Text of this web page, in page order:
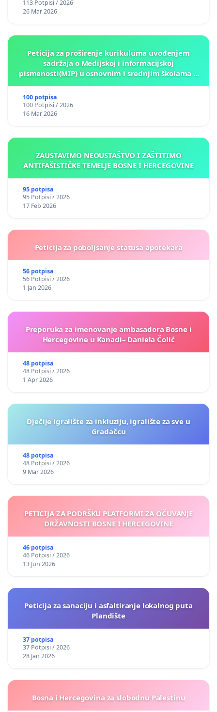
113 Potpisi / 2026
26 Mar 2026
Peticija za proširenje kurikuluma uvođenjem
sadržaja o Medijskoj i informacijskoj
pismenosti(MIP) u osnovnim i srednjim školama u
100 potpisa
100 Potpisi / 2026
16 Mar 2026
ZAUSTAVIMO NEOUSTAŠTVO I ZAŠTITIMO
ANTIFAŠISTIČKE TEMELJE BOSNE I HERCEGOVINE
95 potpisa
95 Potpisi / 2026
17 Feb 2026
Peticija za poboljsanje statusa apotekara
56 potpisa
56 Potpisi / 2026
1 Jan 2026
Preporuka za imenovanje ambasadora Bosne i
Hercegovine u Kanadi– Daniela Čolić
48 potpisa
48 Potpisi / 2026
1 Apr 2026
Dječije igralište za inkluziju, igralište za sve u
Gradačcu
48 potpisa
48 Potpisi / 2026
9 Mar 2026
PETICIJA ZA PODRŠKU PLATFORMI ZA OČUVANJE
DRŽAVNOSTI BOSNE I HERCEGOVINE
46 potpisa
46 Potpisi / 2026
13 Jun 2026
Peticija za sanaciju i asfaltiranje lokalnog puta
Plandište
37 potpisa
37 Potpisi / 2026
28 Jan 2026
Bosna i Hercegovina za slobodnu Palestinu